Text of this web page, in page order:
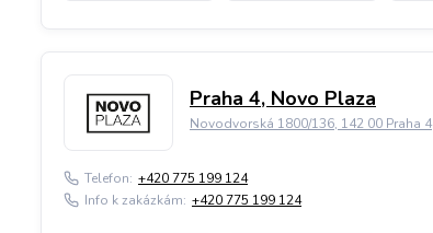
Praha 4, Novo Plaza
Novodvorská 1800/136, 142 00 Praha 4
Telefon: +420 775 199 124
Info k zakázkám: +420 775 199 124